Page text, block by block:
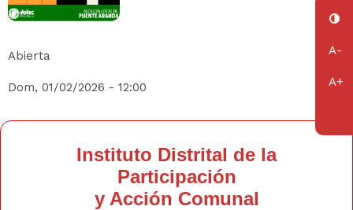
Abierta
Dom, 01/02/2026 - 12:00
Instituto Distrital de la
Participación
y Acción Comunal